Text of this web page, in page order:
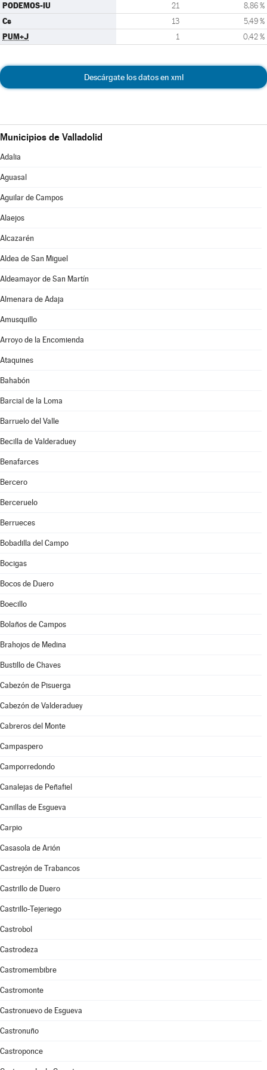
PODEMOS-IU 21 8,86 %
Cs 13 5,49 %
PUM+J 1 0,42 %
Descárgate los datos en xml
Municipios de Valladolid
Adalia
Aguasal
Aguilar de Campos
Alaejos
Alcazarén
Aldea de San Miguel
Aldeamayor de San Martín
Almenara de Adaja
Amusquillo
Arroyo de la Encomienda
Ataquines
Bahabón
Barcial de la Loma
Barruelo del Valle
Becilla de Valderaduey
Benafarces
Bercero
Berceruelo
Berrueces
Bobadilla del Campo
Bocigas
Bocos de Duero
Boecillo
Bolaños de Campos
Brahojos de Medina
Bustillo de Chaves
Cabezón de Pisuerga
Cabezón de Valderaduey
Cabreros del Monte
Campaspero
Camporredondo
Canalejas de Peñafiel
Canillas de Esgueva
Carpio
Casasola de Arión
Castrejón de Trabancos
Castrillo de Duero
Castrillo-Tejeriego
Castrobol
Castrodeza
Castromembibre
Castromonte
Castronuevo de Esgueva
Castronuño
Castroponce